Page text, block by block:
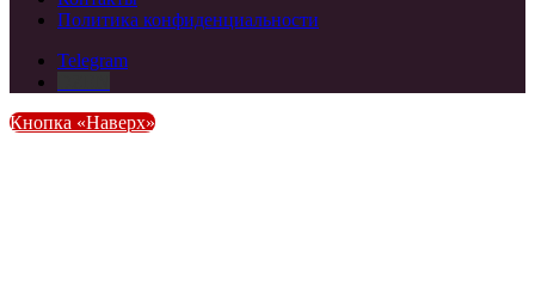
Политика конфиденциальности
Telegram
Кнопка «Наверх»